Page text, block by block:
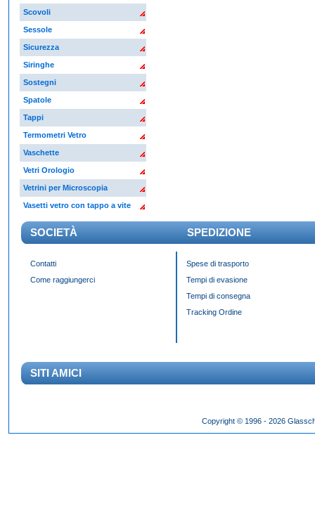
Scovoli
Sessole
Sicurezza
Siringhe
Sostegni
Spatole
Tappi
Termometri Vetro
Vaschette
Vetri Orologio
Vetrini per Microscopia
Vasetti vetro con tappo a vite
SOCIETÀ SPEDIZIONE
Contatti
Come raggiungerci
Spese di trasporto
Tempi di evasione
Tempi di consegna
Tracking Ordine
SITI AMICI
dessen klassisches Erscheinungsbild über
Copyright © 1996 - 2026